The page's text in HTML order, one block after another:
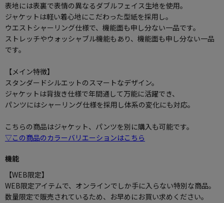
表地には表裏で表情の異なるダブルフェイス生地を使用。
ジャケットは軽い着心地にこだわった型紙を採用し。
ウエストシャーリング仕様で、機能面も申し分ない一品です。
ストレッチやウォッシャブル機能もあり、機能面も申し分ない一品
です。
【メイン特徴】
スタンダードシルエットのスマートなデザイン。
ジャケットは背抜き仕様で年間通して万能に活躍でき、
パンツにはシャーリング仕様を採用し体系の変化にも対応。
こちらの商品はジャケット、パンツを別に購入も可能です。
▽この商品のカラーバリエーションはこちら
機能
【WEB限定】
WEB限定アイテムで、オンラインでしか手に入らない特別な商品。
数量限定で販売されているため、お早めにお買い求めください。